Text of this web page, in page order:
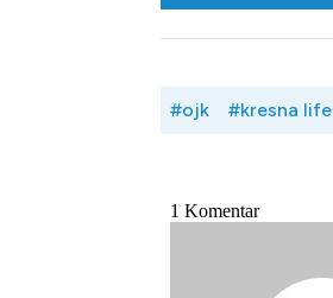
#ojk #kresna life